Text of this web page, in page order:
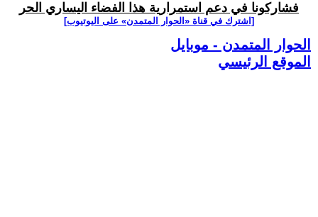
فشاركونا في دعم استمرارية هذا الفضاء اليساري الحر
[اشترك في قناة ‫«الحوار المتمدن» على اليوتيوب]
الحوار المتمدن - موبايل
الموقع الرئيسي